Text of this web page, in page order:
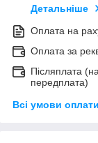
Детальніше
Оплата на
Оплата за
Післяплата
передплата)
Всі умови оплати